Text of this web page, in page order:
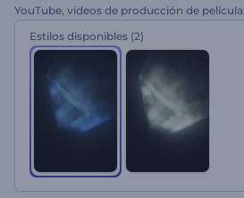
YouTube, videos de producción de
Cinematográfica . ¡Pruébelo!
Estilos disponibles (2)